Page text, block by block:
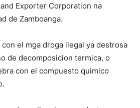
Exporter Corporation na
de Zamboanga.
el mga droga ilegal ya destrosa
de decomposicion termica, o
con el compuesto quimico